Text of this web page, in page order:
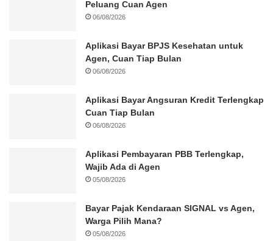
Peluang Cuan Agen
06/08/2026
Aplikasi Bayar BPJS Kesehatan untuk
Agen, Cuan Tiap Bulan
06/08/2026
Aplikasi Bayar Angsuran Kredit Terlengkap
Cuan Tiap Bulan
06/08/2026
Aplikasi Pembayaran PBB Terlengkap,
Wajib Ada di Agen
05/08/2026
Bayar Pajak Kendaraan SIGNAL vs Agen,
Warga Pilih Mana?
05/08/2026